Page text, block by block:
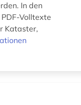
In den
Volltexte
Kataster,